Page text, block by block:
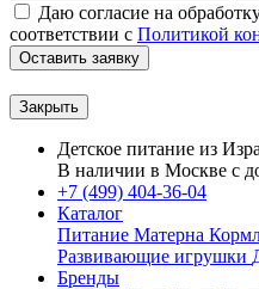
Даю согласие на
соответствии с Политикой
Оставить заявку
Закрыть
Детское питание из
В наличии в Москве с
+7 (499) 404-36-04
Каталог
Питание Матерна
Развивающие игрушки
Бренды